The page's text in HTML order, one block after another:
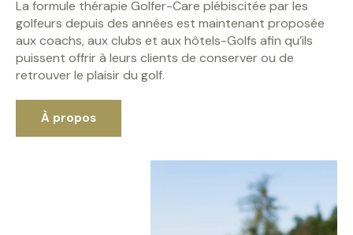
La formule thérapie Golfer-Care plébiscitée par les
golfeurs depuis des années est maintenant proposée
aux coachs, aux clubs et aux hôtels-Golfs afin qu’ils
puissent offrir à leurs clients de conserver ou de
retrouver le plaisir du golf.
À propos